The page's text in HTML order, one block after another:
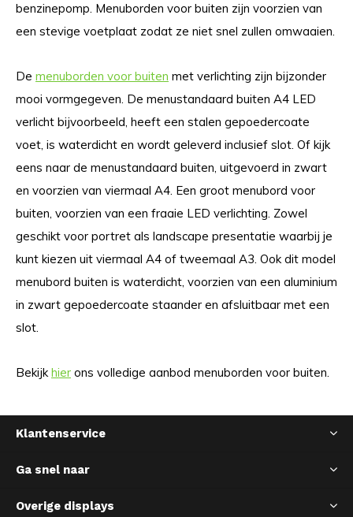
benzinepomp. Menuborden voor buiten zijn voorzien van
een stevige voetplaat zodat ze niet snel zullen omwaaien.
De menuborden voor buiten met verlichting zijn bijzonder
mooi vormgegeven. De menustandaard buiten A4 LED
verlicht bijvoorbeeld, heeft een stalen gepoedercoate
voet, is waterdicht en wordt geleverd inclusief slot. Of kijk
eens naar de menustandaard buiten, uitgevoerd in zwart
en voorzien van viermaal A4. Een groot menubord voor
buiten, voorzien van een fraaie LED verlichting. Zowel
geschikt voor portret als landscape presentatie waarbij je
kunt kiezen uit viermaal A4 of tweemaal A3. Ook dit model
menubord buiten is waterdicht, voorzien van een aluminium
in zwart gepoedercoate staander en afsluitbaar met een
slot.
Bekijkhier ons volledige aanbod menuborden voor buiten.
Klantenservice
Ga snel naar
Overige displays